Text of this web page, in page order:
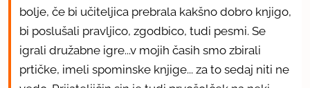
bolje, če bi učiteljica prebrala kakšno dobro knjigo,
bi poslušali pravljico, zgodbico, tudi pesmi. Se
igrali družabne igre...v mojih časih smo zbirali
prtičke, imeli spominske knjige... za to sedaj niti ne